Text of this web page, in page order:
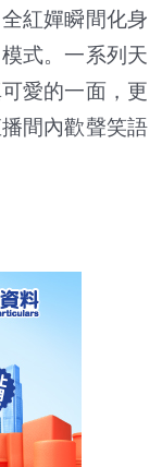
紅嬋瞬間化身
式。一系列天
愛的一面，更
間內歡聲笑語